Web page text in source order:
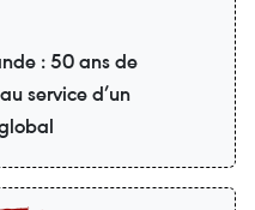
: 50 ans de
service d’un